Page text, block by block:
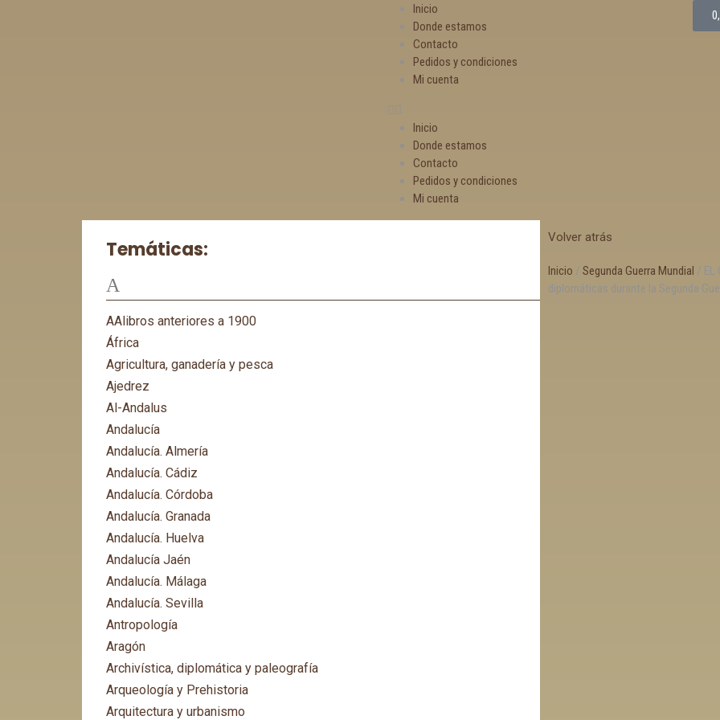
Inicio
Donde estamos
Contacto
Pedidos y condiciones
Mi cuenta
Inicio
Donde estamos
Contacto
Pedidos y condiciones
Mi cuenta
Temáticas:
A
AAlibros anteriores a 1900
África
Agricultura, ganadería y pesca
Ajedrez
Al-Andalus
Andalucía
Andalucía. Almería
Andalucía. Cádiz
Andalucía. Córdoba
Andalucía. Granada
Andalucía. Huelva
Andalucía Jaén
Andalucía. Málaga
Andalucía. Sevilla
Antropología
Aragón
Archivística, diplomática y paleografía
Arqueología y Prehistoria
Arquitectura y urbanismo
Volver atrás
Inicio / Segunda Guerra Mundial / EL
diplomáticas durante la Segunda